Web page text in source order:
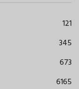
121
345
673
6165